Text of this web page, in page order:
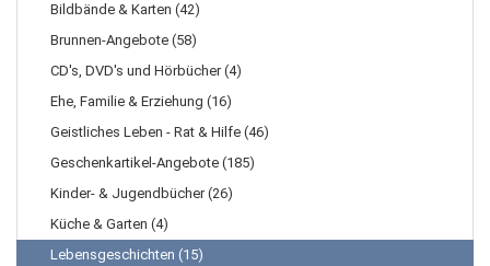
Bildbände & Karten (42)
Brunnen-Angebote (58)
CD's, DVD's und Hörbücher (4)
Ehe, Familie & Erziehung (16)
Geistliches Leben - Rat & Hilfe (46)
Geschenkartikel-Angebote (185)
Kinder- & Jugendbücher (26)
Küche & Garten (4)
Lebensgeschichten (15)